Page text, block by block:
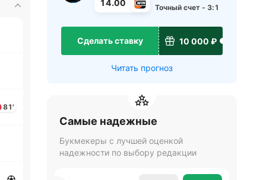
81'
14.00
Точный счет - 3:1
Сделать ставку 10 000 ₽
Читать прогноз
Самые надежные
Букмекеры с лучшей оценкой
надежности по выбору редакции